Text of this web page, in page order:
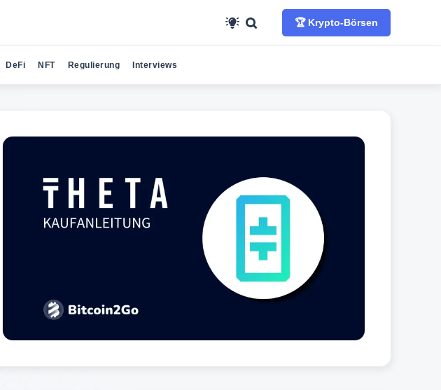
🏆 Krypto-Börsen
DeFi NFT Regulierung Interviews